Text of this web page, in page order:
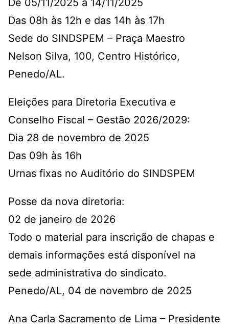
De 05/11/2025 a 14/11/2025
Das 08h às 12h e das 14h às 17h
Sede do SINDSPEM – Praça Maestro
Nelson Silva, 100, Centro Histórico,
Penedo/AL.
Eleições para Diretoria Executiva e
Conselho Fiscal – Gestão 2026/2029:
Dia 28 de novembro de 2025
Das 09h às 16h
Urnas fixas no Auditório do SINDSPEM
Posse da nova diretoria:
02 de janeiro de 2026
Todo o material para inscrição de chapas e
demais informações está disponível na
sede administrativa do sindicato.
Penedo/AL, 04 de novembro de 2025
Ana Carla Sacramento de Lima – Presidente